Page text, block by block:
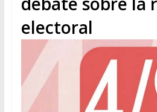
electoral